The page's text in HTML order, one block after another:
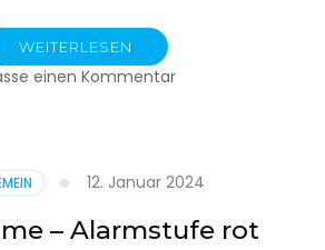
WEITERLESEN
einen Kommentarzu
Produktion
12. Januar 2024
– Alarmstufe rot